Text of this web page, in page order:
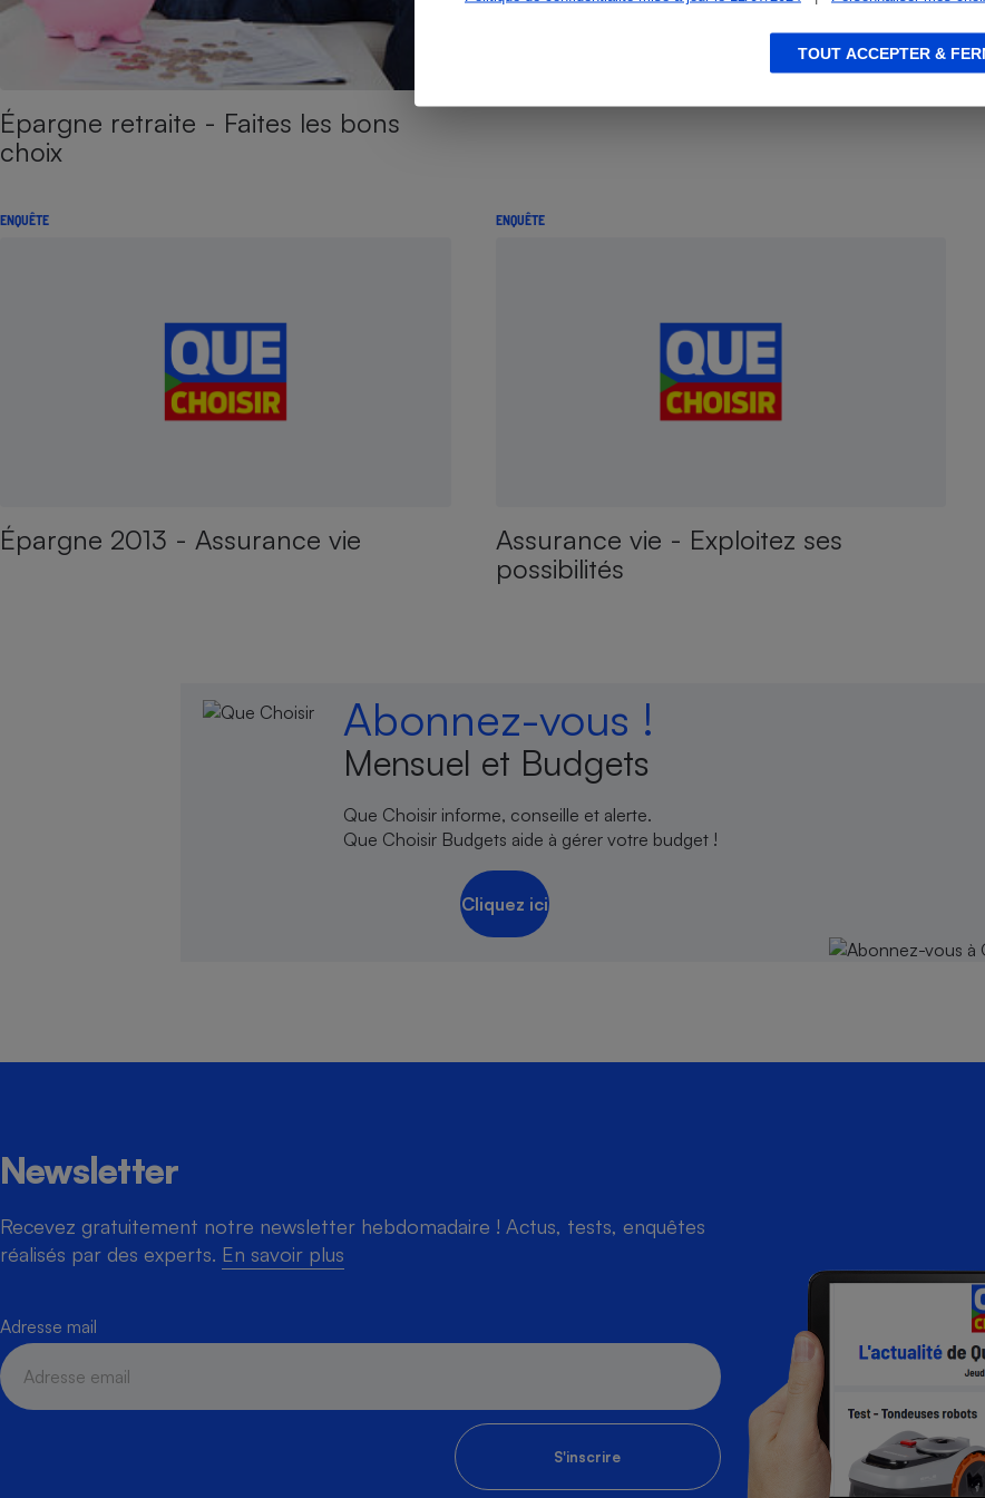
TOUT ACCEPTER &
Épargne retraite - Faites les bons
choix
ENQUÊTE
Épargne 2013 - Assurance vie
ENQUÊTE
Assurance vie - Exploitez ses
possibilités
Abonnez-vous !
Mensuel et Budgets
Que Choisir informe, conseille et alerte.
Que Choisir Budgets aide à gérer votre budget !
Cliquez ici
Newsletter
Recevez gratuitement notre newsletter hebdomadaire ! Actus, tests, enquêtes
réalisés par des experts. En savoir plus
Adresse mail
S'inscrire